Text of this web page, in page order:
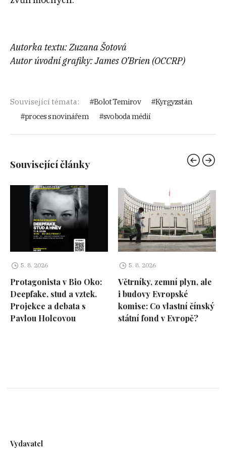
Autorka textu: Zuzana Šotová
Autor úvodní grafiky: James O’Brien (OCCRP)
Související témata: Bolot Temirov
Kyrgyzstán
proces s novinářem
svoboda médií
Související články
5. 8. 2026
Protagonista v Bio Oko:
Deepfake, stud a vztek.
Projekce a debata s
Pavlou Holcovou
5. 8. 2026
Větrníky, zemní plyn, ale
i budovy Evropské
komise: Co vlastní čínský
státní fond v Evropě?
Vydavatel